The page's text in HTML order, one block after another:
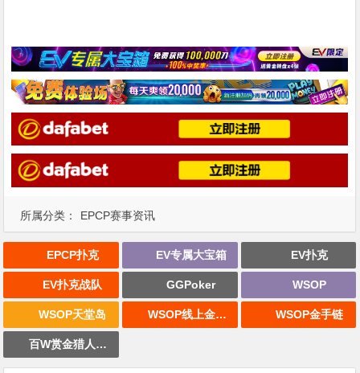
所属分类： EPCP赛事资讯
EPCP扑克 EV专属大宝箱 EV扑克
EV扑克战队 GGPoker WSOP
WSOP天堂岛 WSOP线上金手链 WSOP金手链
百W赏金猎人大奖赛